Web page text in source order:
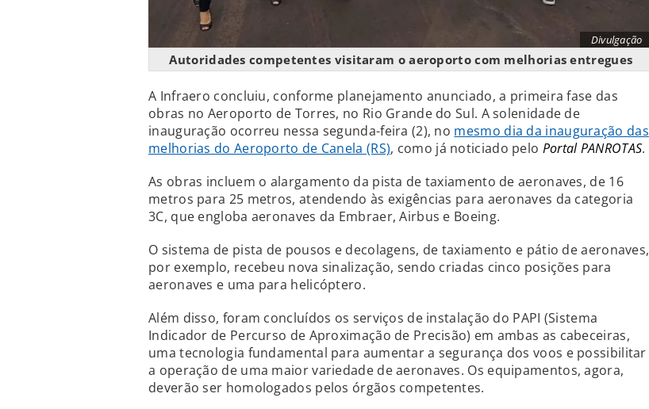
Divulgação
Autoridades competentes visitaram o aeroporto com melhorias entregues
A Infraero concluiu, conforme planejamento anunciado, a primeira fase das
obras no Aeroporto de Torres, no Rio Grande do Sul. A solenidade de
inauguração ocorreu nessa segunda-feira (2), no mesmo dia da inauguração das
melhorias do Aeroporto de Canela (RS), como já noticiado pelo Portal PANROTAS.
As obras incluem o alargamento da pista de taxiamento de aeronaves, de 16
metros para 25 metros, atendendo às exigências para aeronaves da categoria
3C, que engloba aeronaves da Embraer, Airbus e Boeing.
O sistema de pista de pousos e decolagens, de taxiamento e pátio de aeronaves,
por exemplo, recebeu nova sinalização, sendo criadas cinco posições para
aeronaves e uma para helicóptero.
Além disso, foram concluídos os serviços de instalação do PAPI (Sistema
Indicador de Percurso de Aproximação de Precisão) em ambas as cabeceiras,
uma tecnologia fundamental para aumentar a segurança dos voos e possibilitar
a operação de uma maior variedade de aeronaves. Os equipamentos, agora,
deverão ser homologados pelos órgãos competentes.